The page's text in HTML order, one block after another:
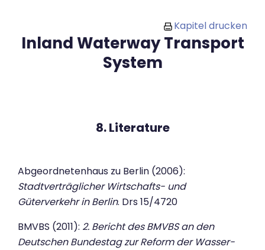
Kapitel drucken
Inland Waterway Transport
System
8. Literature
Abgeordnetenhaus zu Berlin (2006):
Stadtverträglicher Wirtschafts- und
Güterverkehr in Berlin. Drs 15/4720
BMVBS (2011): 2. Bericht des BMVBS an den
Deutschen Bundestag zur Reform der Wasser-